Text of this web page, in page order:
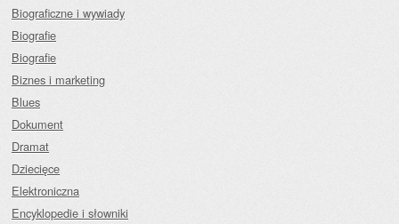
Biograficzne i wywiady
Biografie
Biografie
Biznes i marketing
Blues
Dokument
Dramat
Dziecięce
Elektroniczna
Encyklopedie i słowniki